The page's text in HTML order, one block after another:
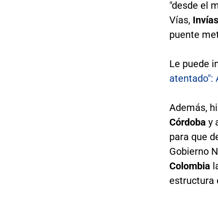
"desde el
Vías, Invías
puente
Le puede
atentado":
Además,
Córdoba y
para que
Gobierno
Colombia
estructura